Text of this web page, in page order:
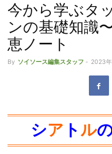
今から学ぶタ
ンの基礎知識
恵ノート
By ソイソース編集スタッフ - 2023
シア トル